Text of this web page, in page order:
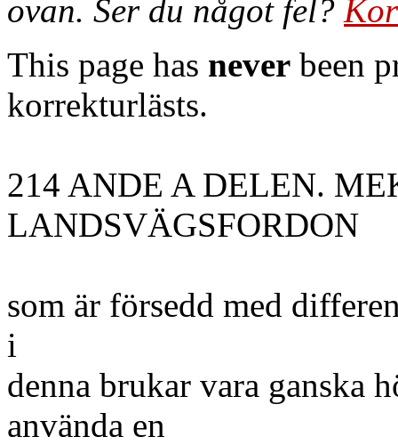
ovan. Ser du något fel?
This page has never been
korrekturlästs.
214 ANDE A DELEN.
LANDSVÄGSFORDON
som är försedd med
i
denna brukar vara ganska
använda en